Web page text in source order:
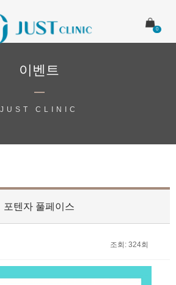
0
이벤트
JUST CLINIC
포텐자 풀페이스
조회 : 324회